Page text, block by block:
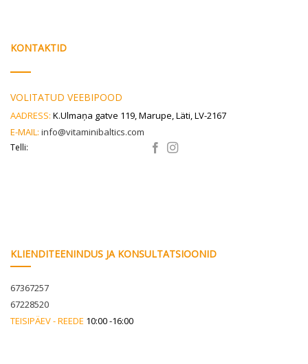
KONTAKTID
VOLITATUD VEEBIPOOD
AADRESS: K.Ulmaņa gatve 119, Marupe, Läti, LV-2167
E-MAIL: info@vitaminibaltics.com
Telli:
KLIENDITEENINDUS JA KONSULTATSIOONID
67367257
67228520
TEISIPÄEV - REEDE 10:00 -16:00